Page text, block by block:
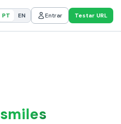
PT EN Entrar Testar URL
smiles